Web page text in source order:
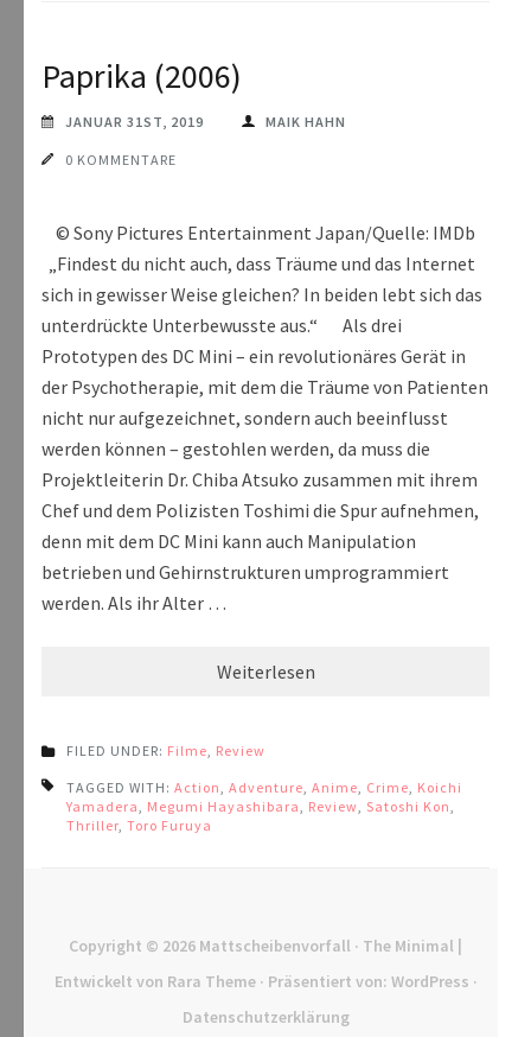
Paprika (2006)
JANUAR 31ST, 2019 MAIK HAHN
0 KOMMENTARE
© Sony Pictures Entertainment Japan/Quelle: IMDb
„Findest du nicht auch, dass Träume und das Internet
sich in gewisser Weise gleichen? In beiden lebt sich das
unterdrückte Unterbewusste aus.“ Als drei
Prototypen des DC Mini – ein revolutionäres Gerät in
der Psychotherapie, mit dem die Träume von Patienten
nicht nur aufgezeichnet, sondern auch beeinflusst
werden können – gestohlen werden, da muss die
Projektleiterin Dr. Chiba Atsuko zusammen mit ihrem
Chef und dem Polizisten Toshimi die Spur aufnehmen,
denn mit dem DC Mini kann auch Manipulation
betrieben und Gehirnstrukturen umprogrammiert
werden. Als ihr Alter …
Weiterlesen
FILED UNDER: Filme Review
TAGGED WITH: Action Adventure Anime Crime Koichi
Yamadera
Megumi Hayashibara Review Satoshi Kon
Thriller Toro Furuya
Copyright © 2026 Mattscheibenvorfall · The Minimal |
Entwickelt von Rara Theme· Präsentiert von: WordPress ·
Datenschutzerklärung